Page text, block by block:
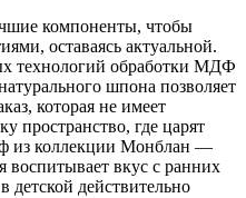
компоненты, чтобы
оставаясь актуальной.
технологий обработки МДФ
шпона позволяет
которая не имеет
пространство, где царят
из коллекции Монблан —
воспитывает вкус с ранних
детской действительно